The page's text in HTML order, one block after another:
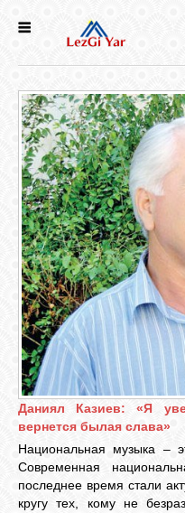
СЕЛА
ИСТОРИЯ
КУЛЬТУРА
ГОЛОС
ЛЕЗГИН
НАРОДЫ
БИБЛИОТЕКА
ФОРУМ
Даниял Казиев: «Я
вернется былая слава»
Национальная музыка –
Современная
последнее время стали
кругу тех, кому не